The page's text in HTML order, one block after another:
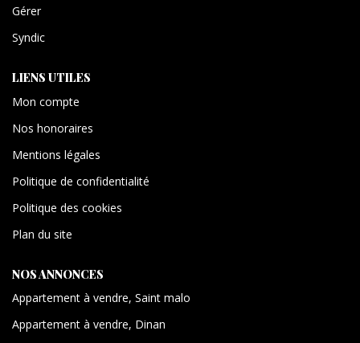
Gérer
Syndic
LIENS UTILES
Mon compte
Nos honoraires
Mentions légales
Politique de confidentialité
Politique des cookies
Plan du site
NOS ANNONCES
Appartement à vendre, Saint malo
Appartement à vendre, Dinan